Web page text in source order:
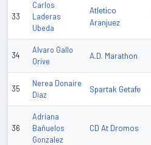
33
Carlos
Laderas
Ubeda
Atletico
Aranjuez
34
Alvaro Gallo
Orive
A.D. Marathon
35
Nerea Donaire
Diaz
Spartak Getafe
36
Adriana
Bañuelos
Gonzalez
CD At Dromos